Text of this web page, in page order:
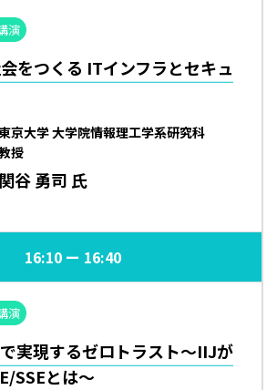
演
をつくる ITインフラとセキュ
京大学 大学院情報理工学系研究科
授
関谷 勇司 氏
16:10 16:40
演
実現するゼロトラスト～IIJが
SSEとは～